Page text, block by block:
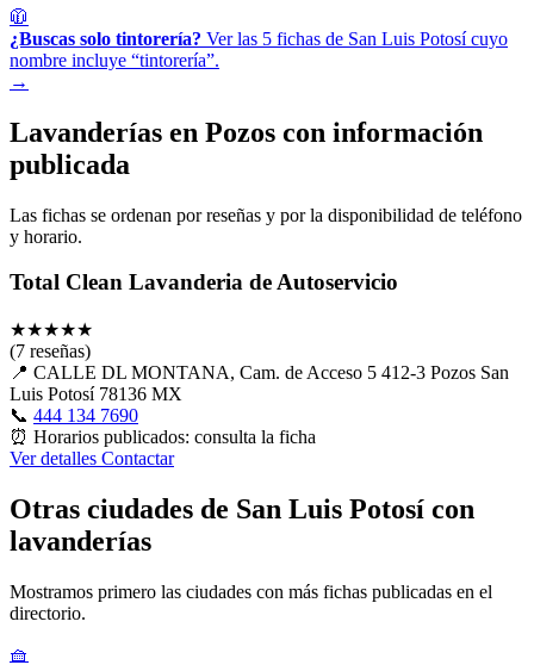
🧥
¿Buscas solo tintorería? Ver las 5 fichas de San Luis Potosí cuyo
nombre incluye “tintorería”.
→
Lavanderías en Pozos con información
publicada
Las fichas se ordenan por reseñas y por la disponibilidad de teléfono
y horario.
Total Clean Lavanderia de Autoservicio
★★★★★
(7 reseñas)
📍 CALLE DL MONTANA, Cam. de Acceso 5 412-3 Pozos San
Luis Potosí 78136 MX
📞 444 134 7690
⏰ Horarios publicados: consulta la ficha
Ver detalles Contactar
Otras ciudades de San Luis Potosí con
lavanderías
Mostramos primero las ciudades con más fichas publicadas en el
directorio.
🧺